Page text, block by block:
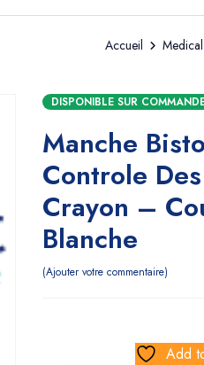
Accueil Medical
DISPONIBLE SUR
Manche
Controle
Crayon –
Blanche
Ajouter votre commentaire
Add